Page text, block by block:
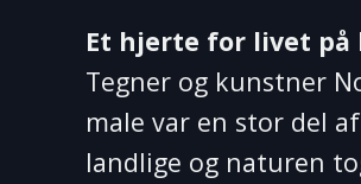
Et hjerte for livet på
Tegner og kunstner
male var en stor del
landlige og naturen